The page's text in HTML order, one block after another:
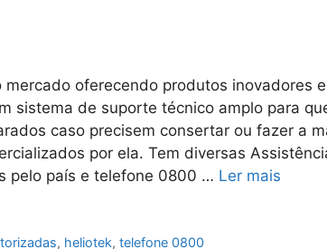
oferecendo produtos inovadores
sistema de suporte técnico amplo para
caso precisem consertar ou fazer a
por ela. Tem diversas
pelo país e telefone 0800 … Ler mais
, heliotek,telefone 0800